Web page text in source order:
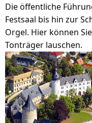
Die öffentliche
Festsaal bis hin zur
Orgel. Hier können
Tonträger lauschen.